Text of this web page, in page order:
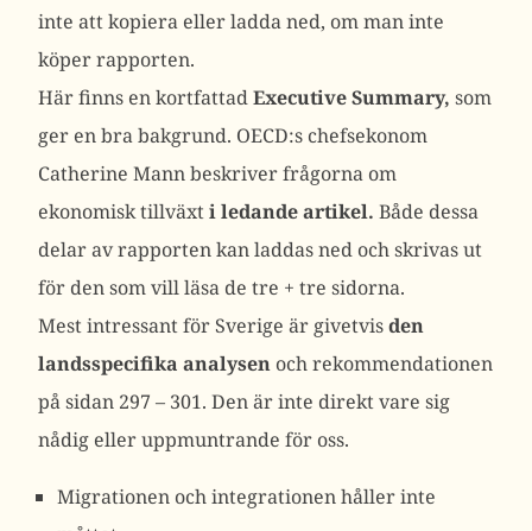
inte att kopiera eller ladda ned, om man inte
köper rapporten.
Här finns en kortfattadExecutive Summary, som
ger en bra bakgrund. OECD:s chefsekonom
Catherine Mann beskriver frågorna om
ekonomisk tillväxti ledande artikel. Både dessa
delar av rapporten kan laddas ned och skrivas ut
för den som vill läsa de tre + tre sidorna.
Mest intressant för Sverige är givetvisden
landsspecifika analysen och rekommendationen
på sidan 297 – 301. Den är inte direkt vare sig
nådig eller uppmuntrande för oss.
Migrationen och integrationen håller inte